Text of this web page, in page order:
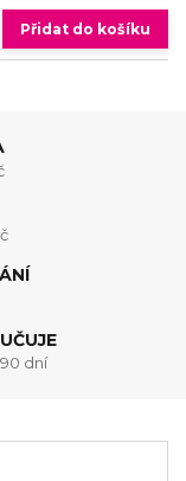
Přidat do košíku
dní